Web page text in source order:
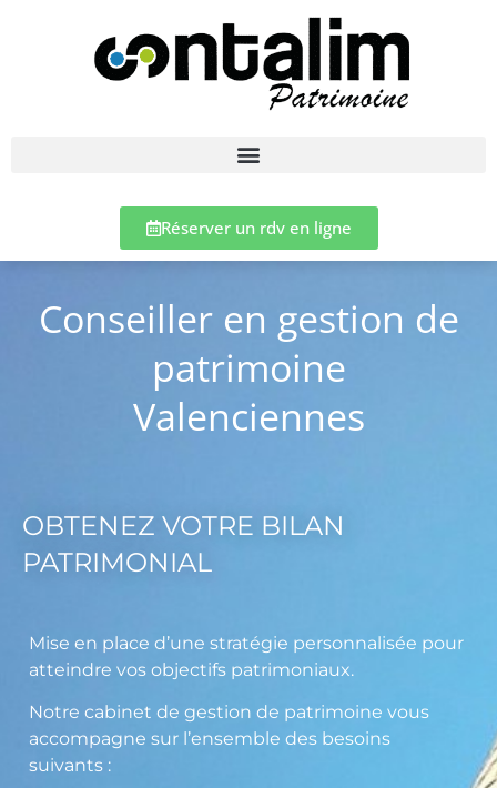
Réserver un rdv en ligne
Conseiller en gestion de
patrimoine
Valenciennes
OBTENEZ VOTRE BILAN
PATRIMONIAL
Mise en place d’une stratégie personnalisée pour
atteindre vos objectifs patrimoniaux.
Notre cabinet de gestion de patrimoine vous
accompagne sur l’ensemble des besoins
suivants :